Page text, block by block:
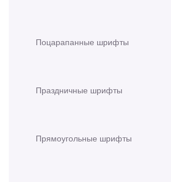
Поцарапанные шрифты
Праздничные шрифты
Прямоугольные шрифты